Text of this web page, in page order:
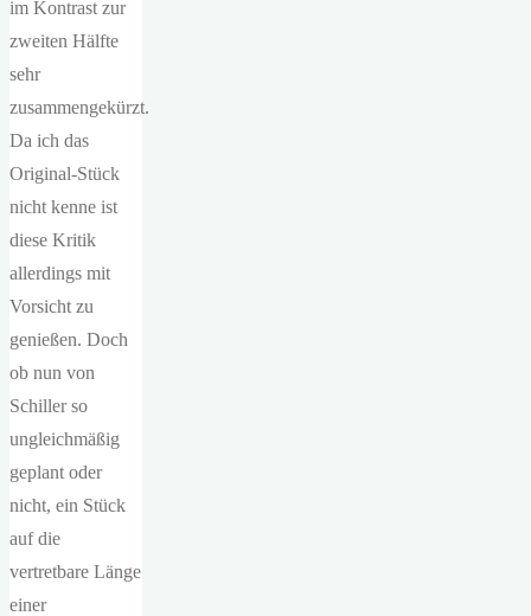
im Kontrast zur
zweiten Hälfte
sehr
zusammengekürzt.
Da ich das
Original-Stück
nicht kenne ist
diese Kritik
allerdings mit
Vorsicht zu
genießen. Doch
ob nun von
Schiller so
ungleichmäßig
geplant oder
nicht, ein Stück
auf die
vertretbare Länge
einer